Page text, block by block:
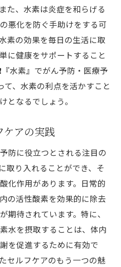
た、水素は炎症を和らげる
悪化を防ぐ手助けをする可
素の効果を毎日の生活に取
に健康をサポートすること
『水素』でがん予防・医療予
、水素の利点を活かすこと
となるでしょう。
ケアの実践
防に役立つとされる注目の
取り入れることができ、そ
化作用があります。日常的
の活性酸素を効果的に除去
期待されています。特に、
水を摂取することは、体内
を促進するために有効で
セルフケアのもう一つの魅